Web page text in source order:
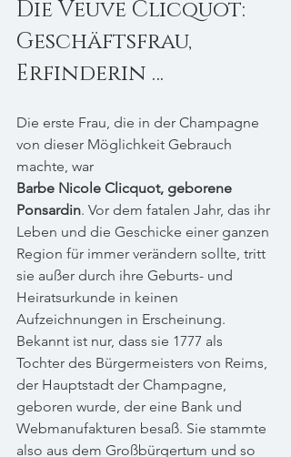
Die Veuve Clicquot:
Geschäftsfrau,
Erfinderin …
Die erste Frau, die in der Champagne
von dieser Möglichkeit Gebrauch
machte, war
Barbe Nicole Clicquot, geborene
Ponsardin. Vor dem fatalen Jahr, das ihr
Leben und die Geschicke einer ganzen
Region für immer verändern sollte, tritt
sie außer durch ihre Geburts- und
Heiratsurkunde in keinen
Aufzeichnungen in Erscheinung.
Bekannt ist nur, dass sie 1777 als
Tochter des Bürgermeisters von Reims,
der Hauptstadt der Champagne,
geboren wurde, der eine Bank und
Webmanufakturen besaß. Sie stammte
also aus dem Großbürgertum und so